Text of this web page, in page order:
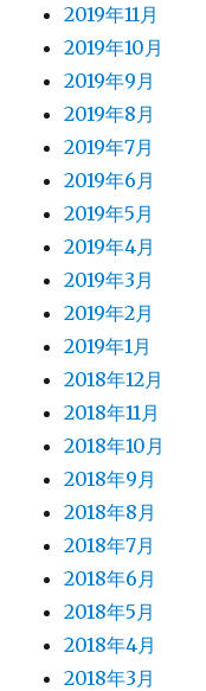
2019年11月
2019年10月
2019年9月
2019年8月
2019年7月
2019年6月
2019年5月
2019年4月
2019年3月
2019年2月
2019年1月
2018年12月
2018年11月
2018年10月
2018年9月
2018年8月
2018年7月
2018年6月
2018年5月
2018年4月
2018年3月